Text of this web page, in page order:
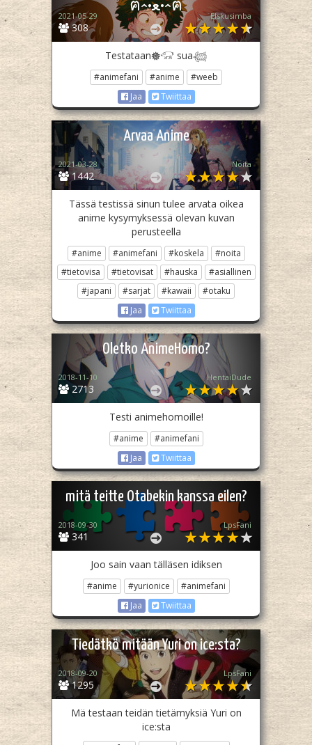
ฅ^•ﻌ•^ฅ
308
2021-05-29 Elskusimba
Testataan𖣔𓃟 sua𓆉︎
#animefani #anime
#weeb
Jaa
Twiittaa
Arvaa Anime
1442
2021-03-28 Noita
Tässä testissä sinun tulee arvata oikea
anime kysymyksessä olevan kuvan
perusteella
#anime #animefani #koskela
#noita
#tietovisa
#tietovisat #hauska
#asiallinen
#japani
#sarjat #kawaii
#otaku
Jaa
Twiittaa
Oletko AnimeHomo?
2713
2018-11-10 HentaiDude
Testi animehomoille!
#anime
#animefani
Jaa
Twiittaa
mitä teitte Otabekin kanssa eilen?
341
2018-09-30 LpsFani
Joo sain vaan tälläsen idiksen
#anime #yurionice
#animefani
Jaa
Twiittaa
Tiedätkö mitään Yuri on ice:sta?
1295
2018-09-20 LpsFani
Mä testaan teidän tietämyksiä Yuri on
ice:sta